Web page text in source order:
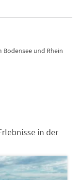
und Rhein
in der